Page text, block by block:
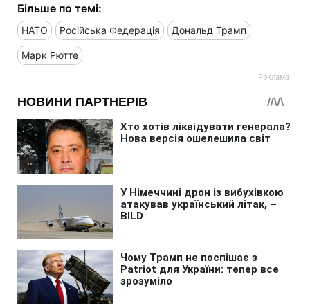
Більше по темі:
НАТО Російська Федерація Дональд Трамп
Марк Рютте